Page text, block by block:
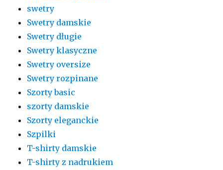
swetry
Swetry damskie
Swetry długie
Swetry klasyczne
Swetry oversize
Swetry rozpinane
Szorty basic
szorty damskie
Szorty eleganckie
Szpilki
T-shirty damskie
T-shirty z nadrukiem